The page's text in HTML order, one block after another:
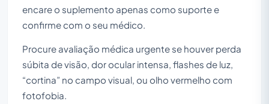
encare o suplemento apenas como suporte e
confirme com o seu médico.
Procure avaliação médica urgente se houver perda
súbita de visão, dor ocular intensa, flashes de luz,
“cortina” no campo visual, ou olho vermelho com
fotofobia.